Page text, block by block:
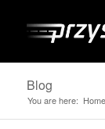
Blog
You are here: Home